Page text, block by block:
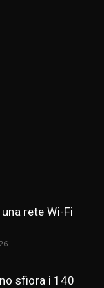
rete Wi-Fi
sfiora i 140